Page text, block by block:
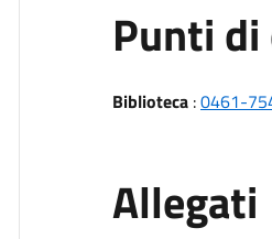
Punti
Biblioteca:0461-
Allegati